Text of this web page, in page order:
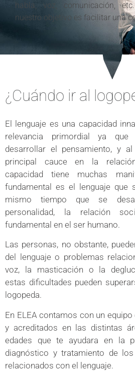
habla, voz, comunicación,
nuestro objetivo es facilitar una
¿Cuándo ir al
El lenguaje es una capacidad
relevancia primordial ya
desarrollar el pensamiento, y
principal cauce en la
capacidad tiene muchas
fundamental es el lenguaje que
mismo tiempo que se
personalidad, la relación
fundamental en el ser humano.
Las personas, no obstante,
del lenguaje o problemas
voz, la masticación o la
estas dificultades pueden
logopeda.
En ELEA contamos con un
y acreditados en las distintas
edades que te ayudara en la
diagnóstico y tratamiento de
relacionados con el lenguaje.